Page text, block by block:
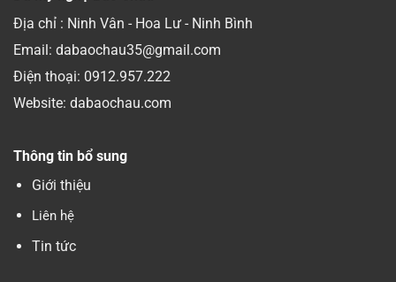
Địa chỉ : Ninh Vân - Hoa Lư - Ninh Bình
Email: dabaochau35@gmail.com
Điện thoại: 0912.957.222
Website: dabaochau.com
Thông tin bổ sung
Giới thiệu
Liên hệ
Tin tức